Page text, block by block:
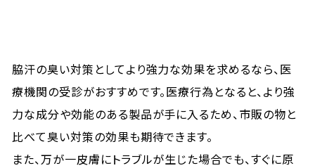
脇汗の臭い対策としてより強力な効果を求めるなら、医
療機関の受診がおすすめです。医療行為となると、より強
力な成分や効能のある製品が手に入るため、市販の物と
比べて臭い対策の効果も期待できます。
また、万が一皮膚にトラブルが生じた場合でも、すぐに原